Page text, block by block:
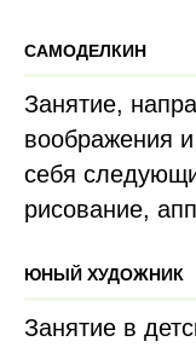
САМОДЕЛКИН
Занятие,
воображения
себя
рисование,
ЮНЫЙ ХУДОЖНИК
Занятие в